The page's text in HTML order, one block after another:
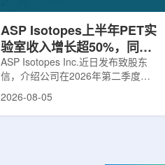
ASP Isotopes上半年PET实
验室收入增长超50%，同位
素浓缩设施推进商业生产
ASP Isotopes Inc.近日发布致股东
信，介绍公司在2026年第二季度财
务业绩公布前各业务板块的运营进
2026-08-05